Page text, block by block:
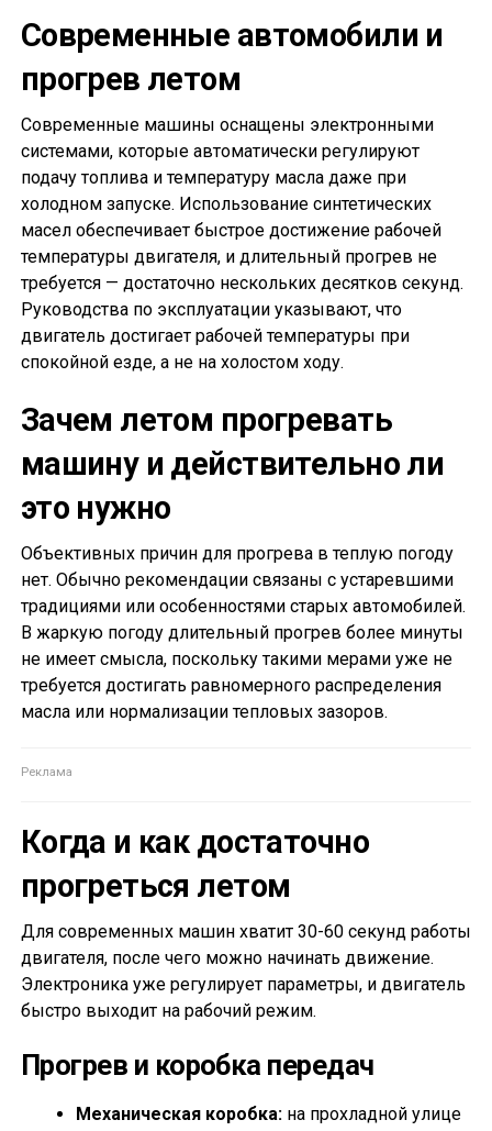
Современные автомобили и
прогрев летом
Современные машины оснащены электронными
системами, которые автоматически регулируют
подачу топлива и температуру масла даже при
холодном запуске. Использование синтетических
масел обеспечивает быстрое достижение рабочей
температуры двигателя, и длительный прогрев не
требуется — достаточно нескольких десятков секунд.
Руководства по эксплуатации указывают, что
двигатель достигает рабочей температуры при
спокойной езде, а не на холостом ходу.
Зачем летом прогревать
машину и действительно ли
это нужно
Объективных причин для прогрева в теплую погоду
нет. Обычно рекомендации связаны с устаревшими
традициями или особенностями старых автомобилей.
В жаркую погоду длительный прогрев более минуты
не имеет смысла, поскольку такими мерами уже не
требуется достигать равномерного распределения
масла или нормализации тепловых зазоров.
Когда и как достаточно
прогреться летом
Для современных машин хватит 30-60 секунд работы
двигателя, после чего можно начинать движение.
Электроника уже регулирует параметры, и двигатель
быстро выходит на рабочий режим.
Прогрев и коробка передач
Механическая коробка:на прохладной улице